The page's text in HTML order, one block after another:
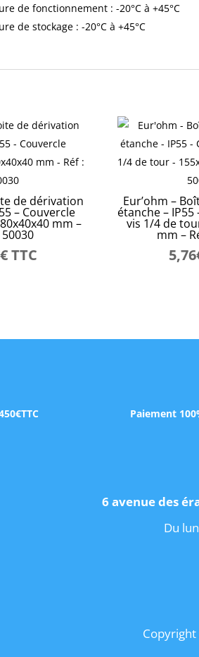
de fonctionnement : -20°C à +45°C
de stockage : -20°C à +45°C
de dérivation
– Couvercle
mm –
50030
€ TTC
Eur’ohm –
étanche – IP55
vis 1/4 de
mm –
5,76
Paiement
6 avenue des
Du
Copyright